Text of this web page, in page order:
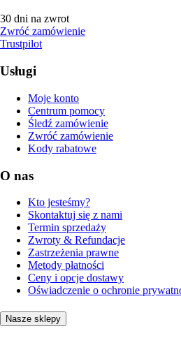
30 dni na zwrot
Zwróć zamówienie
Trustpilot
Usługi
Moje konto
Centrum pomocy
Śledź zamówienie
Zwróć zamówienie
Kody rabatowe
O nas
Kto jesteśmy?
Skontaktuj się z nami
Termin sprzedaży
Zwroty & Refundacje
Zastrzeżenia prawne
Metody płatności
Ceny i opcje dostawy
Oświadczenie o ochronie
Nasze sklepy